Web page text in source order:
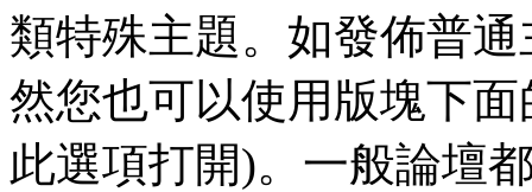
類特殊主題。如發佈普
然您也可以使用版塊下
此選項打開)。一般論壇